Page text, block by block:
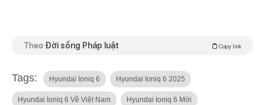
Theo Đời sống Pháp luật Copy link
Tags: Hyundai Ioniq 6 Hyundai Ioniq 6 2025
Hyundai Ioniq 6 Về Việt Nam Hyundai Ioniq 6 Mới